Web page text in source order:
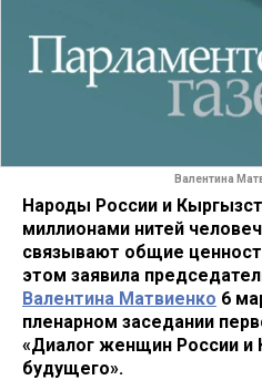
Валентина
Народы России и
миллионами нитей
связывают общие
этом заявила
Валентина Матвиенко 6
пленарном заседании
«Диалог женщин России и
будущего».